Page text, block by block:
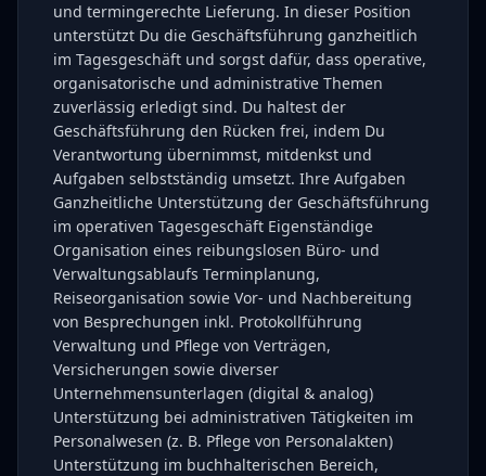
und termingerechte Lieferung. In dieser Position
unterstützt Du die Geschäftsführung ganzheitlich
im Tagesgeschäft und sorgst dafür, dass operative,
organisatorische und administrative Themen
zuverlässig erledigt sind. Du haltest der
Geschäftsführung den Rücken frei, indem Du
Verantwortung übernimmst, mitdenkst und
Aufgaben selbstständig umsetzt. Ihre Aufgaben
Ganzheitliche Unterstützung der Geschäftsführung
im operativen Tagesgeschäft Eigenständige
Organisation eines reibungslosen Büro- und
Verwaltungsablaufs Terminplanung,
Reiseorganisation sowie Vor- und Nachbereitung
von Besprechungen inkl. Protokollführung
Verwaltung und Pflege von Verträgen,
Versicherungen sowie diverser
Unternehmensunterlagen (digital & analog)
Unterstützung bei administrativen Tätigkeiten im
Personalwesen (z. B. Pflege von Personalakten)
Unterstützung im buchhalterischen Bereich,